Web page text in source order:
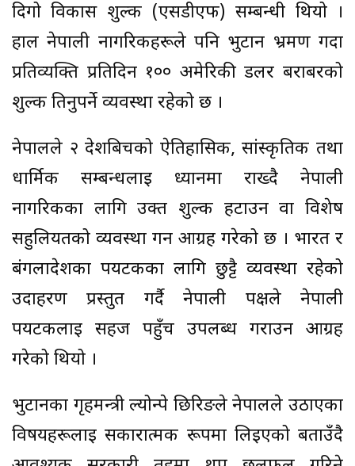
दिगो विकास शुल्क (एसडीएफ) सम्बन्धी थियो ।
हाल नेपाली नागरिकहरूले पनि भुटान भ्रमण गर्दा
प्रतिव्यक्ति प्रतिदिन १०० अमेरिकी डलर बराबरको
शुल्क तिर्नुपर्ने व्यवस्था रहेको छ ।
नेपालले २ देशबिचको ऐतिहासिक, सांस्कृतिक तथा
धार्मिक सम्बन्धलाई ध्यानमा राख्दै नेपाली
नागरिकका लागि उक्त शुल्क हटाउन वा विशेष
सहुलियतको व्यवस्था गर्न आग्रह गरेको छ । भारत र
बंगलादेशका पर्यटकका लागि छुट्टै व्यवस्था रहेको
उदाहरण प्रस्तुत गर्दै नेपाली पक्षले नेपाली
पर्यटकलाई सहज पहुँच उपलब्ध गराउन आग्रह
गरेको थियो ।
भुटानका गृहमन्त्री ल्योन्पे छिरिङले नेपालले उठाएका
विषयहरूलाई सकारात्मक रूपमा लिइएको बताउँदै